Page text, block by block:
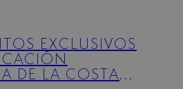
EXCLUSIVOS
DE LA COSTA